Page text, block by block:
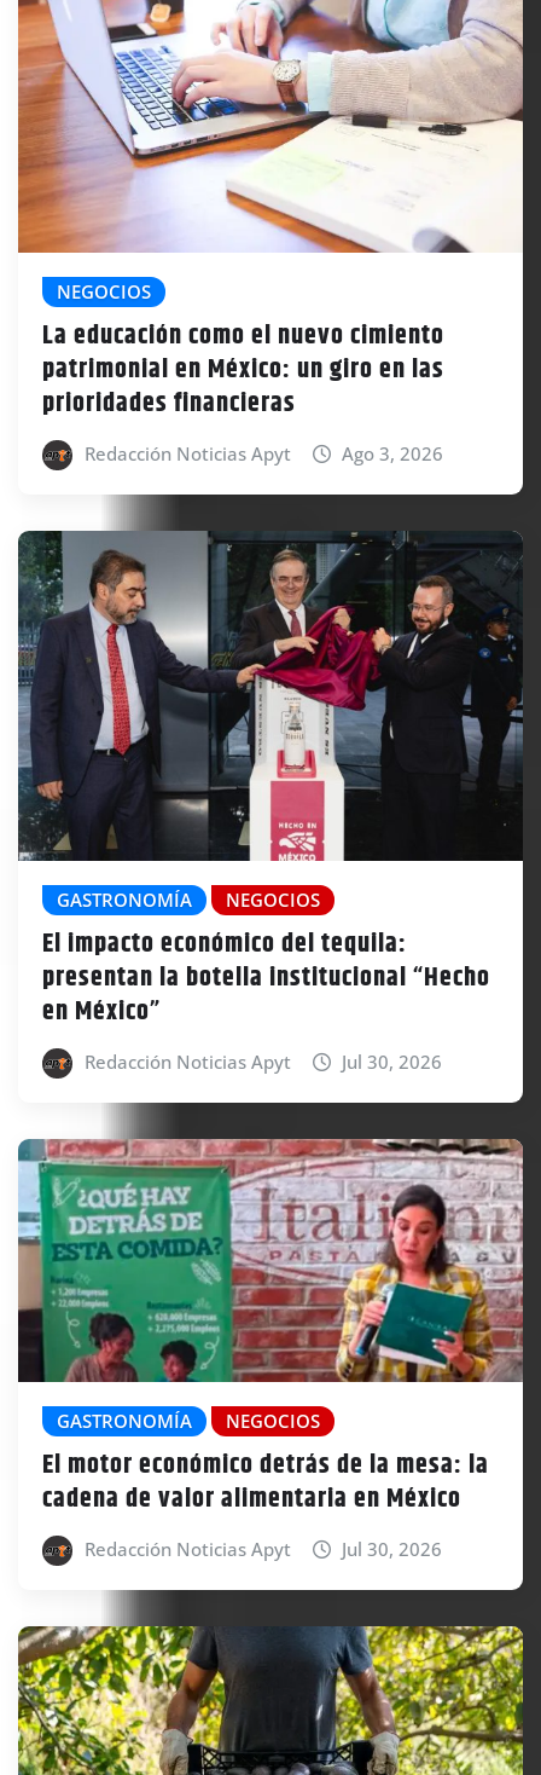
NEGOCIOS
La educación como el nuevo cimiento
patrimonial en México: un giro en las
prioridades financieras
Redacción Noticias Apyt Ago 3, 2026
GASTRONOMÍA NEGOCIOS
El impacto económico del tequila:
presentan la botella institucional “Hecho
en México”
Redacción Noticias Apyt Jul 30, 2026
GASTRONOMÍA NEGOCIOS
El motor económico detrás de la mesa: la
cadena de valor alimentaria en México
Redacción Noticias Apyt Jul 30, 2026